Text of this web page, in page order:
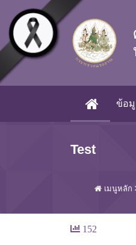
Skip to main content
ข้อ
Test
เมนูหลัก
152